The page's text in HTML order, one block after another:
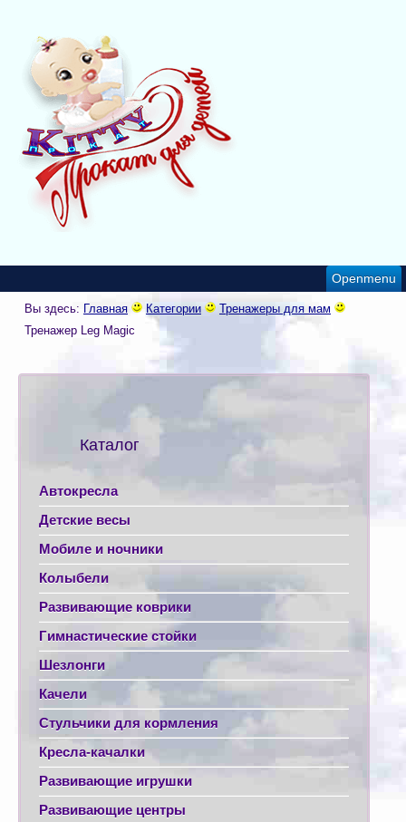
Openmenu
Вы здесь: Главная Категории
Тренажеры для мам
Тренажер Leg Magic
Каталог
Автокресла
Детские весы
Мобиле и ночники
Колыбели
Развивающие коврики
Гимнастические стойки
Шезлонги
Качели
Стульчики для кормления
Кресла-качалки
Развивающие игрушки
Развивающие центры